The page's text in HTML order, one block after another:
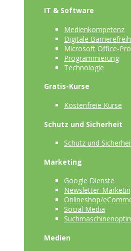
IT & Software
Medienkompetenz
Digitale
Microsoft Office-
Programmierung
Technologie
Gratis-Kurse
Kostenfreie Kurse
Schutz und Sicherheit
Schutz und
Marketing
Google Dienste
Newsletter-
Onlineshop/
Social Media
Medien